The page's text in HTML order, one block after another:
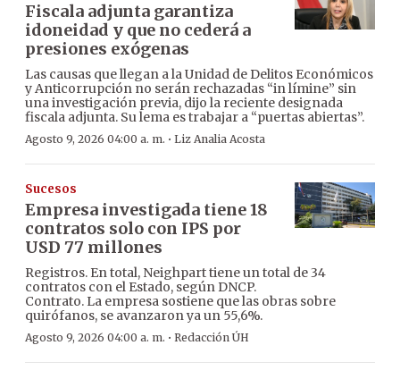
Fiscala adjunta garantiza
idoneidad y que no cederá a
presiones exógenas
Las causas que llegan a la Unidad de Delitos Económicos
y Anticorrupción no serán rechazadas “in límine” sin
una investigación previa, dijo la reciente designada
fiscala adjunta. Su lema es trabajar a “puertas abiertas”.
Agosto 9, 2026 04:00 a. m. · Liz Analia Acosta
Sucesos
Empresa investigada tiene 18
contratos solo con IPS por
USD 77 millones
Registros. En total, Neighpart tiene un total de 34
contratos con el Estado, según DNCP.
Contrato. La empresa sostiene que las obras sobre
quirófanos, se avanzaron ya un 55,6%.
Agosto 9, 2026 04:00 a. m. · Redacción ÚH